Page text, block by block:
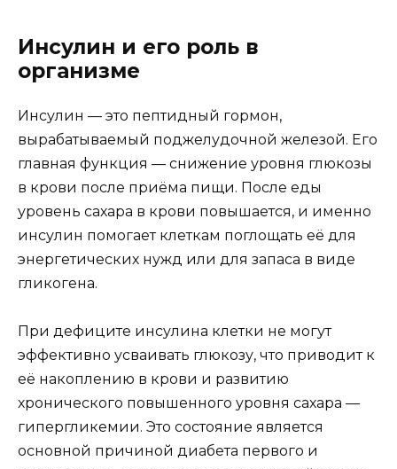
Инсулин и его роль в
организме
Инсулин — это пептидный гормон,
вырабатываемый поджелудочной железой. Его
главная функция — снижение уровня глюкозы
в крови после приёма пищи. После еды
уровень сахара в крови повышается, и именно
инсулин помогает клеткам поглощать её для
энергетических нужд или для запаса в виде
гликогена.
При дефиците инсулина клетки не могут
эффективно усваивать глюкозу, что приводит к
её накоплению в крови и развитию
хронического повышенного уровня сахара —
гипергликемии. Это состояние является
основной причиной диабета первого и